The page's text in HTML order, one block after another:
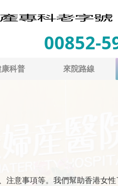
00852-
科普 來院路線
意事項等。我們幫助香港女